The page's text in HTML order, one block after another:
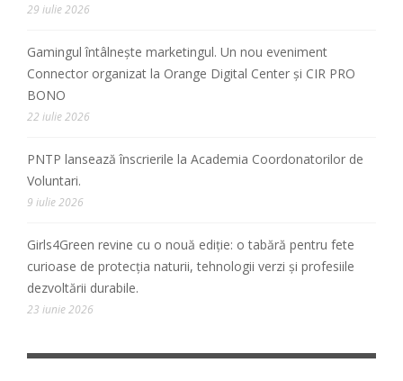
29 iulie 2026
Gamingul întâlnește marketingul. Un nou eveniment
Connector organizat la Orange Digital Center și CIR PRO
BONO
22 iulie 2026
PNTP lansează înscrierile la Academia Coordonatorilor de
Voluntari.
9 iulie 2026
Girls4Green revine cu o nouă ediție: o tabără pentru fete
curioase de protecția naturii, tehnologii verzi și profesiile
dezvoltării durabile.
23 iunie 2026